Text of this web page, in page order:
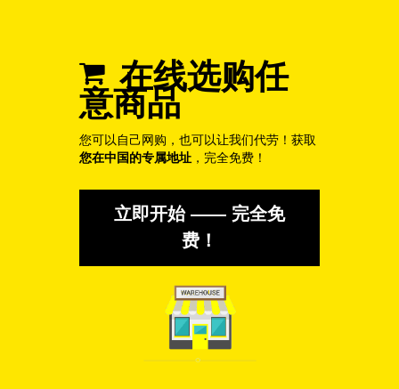
在线选购任
意商品
您可以自己网购，也可以让我们代劳！获取
您在中国的专属地址 ，完全免费！
立即开始 —— 完全免
费！